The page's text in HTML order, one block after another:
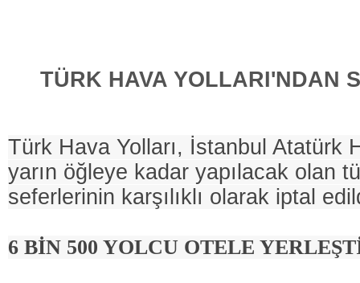
TÜRK HAVA YOLLARI'NDAN
Türk Hava Yolları, İstanbul Atatürk
yarın öğleye kadar yapılacak olan
seferlerinin karşılıklı olarak iptal
6 BİN 500 YOLCU OTELE